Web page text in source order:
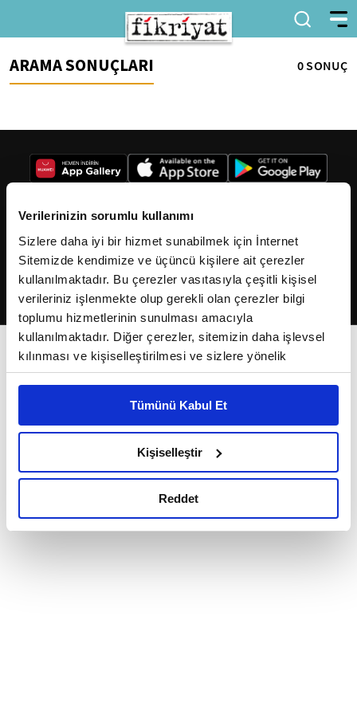
Verilerinizin sorumlu kullanımı
Sizlere daha iyi bir hizmet sunabilmek için İnternet
Sitemizde kendimize ve üçüncü kişilere ait çerezler
kullanılmaktadır. Bu çerezler vasıtasıyla çeşitli kişisel
verileriniz işlenmekte olup gerekli olan çerezler bilgi
toplumu hizmetlerinin sunulması amacıyla
kullanılmaktadır. Diğer çerezler, sitemizin daha işlevsel
kılınması ve kişiselleştirilmesi ve sizlere yönelik
reklam/pazarlama faaliyetlerinin yapılması, amaçlarıyla
Çerezlere ilişkin tercihlerinizi çerez paneli vasıtasıyla
belirleyebilirsiniz. Çerezlere ilişkin detaylı bilgi için
Ayarlar butonuna tıklayabilir,Çerez Bilgilendirme
Metnimizi ziyaret edebilirsiniz.
okumak ve sitemizi ziyaretiniz kapsamında
Tümünü Kabul Et
Kişiselleştir
Reddet
ARAMA SONUÇLARI 0 SONUÇ
2026Fikriyat. Tüm hakları saklıdır.